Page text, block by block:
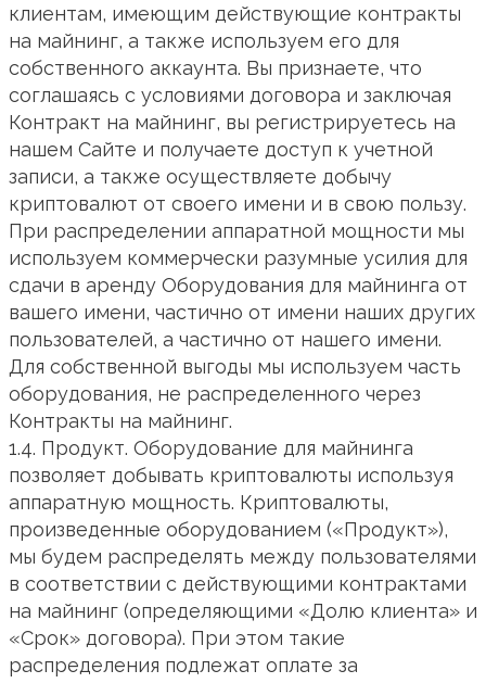
клиентам, имеющим действующие контракты
на майнинг, а также используем его для
собственного аккаунта. Вы признаете, что
соглашаясь с условиями договора и заключая
Контракт на майнинг, вы регистрируетесь на
нашем Сайте и получаете доступ к учетной
записи, а также осуществляете добычу
криптовалют от своего имени и в свою пользу.
При распределении аппаратной мощности мы
используем коммерчески разумные усилия для
сдачи в аренду Оборудования для майнинга от
вашего имени, частично от имени наших других
пользователей, а частично от нашего имени.
Для собственной выгоды мы используем часть
оборудования, не распределенного через
Контракты на майнинг.
1.4. Продукт. Оборудование для майнинга
позволяет добывать криптовалюты используя
аппаратную мощность. Криптовалюты,
произведенные оборудованием («Продукт»),
мы будем распределять между пользователями
в соответствии с действующими контрактами
на майнинг (определяющими «Долю клиента» и
«Срок» договора). При этом такие
распределения подлежат оплате за